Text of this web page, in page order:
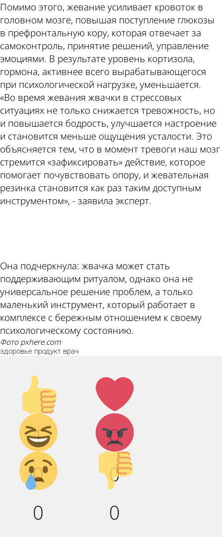
Помимо этого, жевание усиливает кровоток в
головном мозге, повышая поступление глюкозы
в префронтальную кору, которая отвечает за
самоконтроль, принятие решений, управление
эмоциями. В результате уровень кортизола,
гормона, активнее всего вырабатывающегося
при психологической нагрузке, уменьшается.
«Во время жевания жвачки в стрессовых
ситуациях не только снижается тревожность, но
и повышается бодрость, улучшается настроение
и становится меньше ощущения усталости. Это
объясняется тем, что в момент тревоги наш мозг
стремится «зафиксировать» действие, которое
помогает почувствовать опору, и жевательная
резинка становится как раз таким доступным
инструментом», - заявила эксперт.
Она подчеркнула: жвачка может стать
поддерживающим ритуалом, однако она не
универсальное решение проблем, а только
маленький инструмент, который работает в
комплексе с бережным отношением к своему
психологическому состоянию.
фото pxhere.com
здоровье продукт врач
Палец
вверх!
1
Лайк!
0
Дикий
смех!
0
Агрессия!
0
Грусть :(
0
Палец
вниз!
0